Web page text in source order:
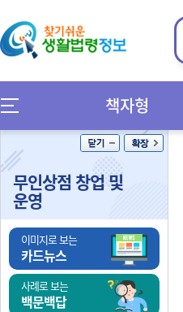
책자형
무인상점 창업 및
운영
이미지로 보는
카드뉴스
사례로 보는
백문백답